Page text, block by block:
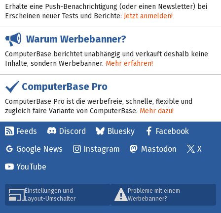
Erhalte eine Push-Benachrichtigung (oder einen Newsletter) bei
Erscheinen neuer Tests und Berichte: Jetzt anmelden!
Warum Werbebanner?
ComputerBase berichtet unabhängig und verkauft deshalb keine
Inhalte, sondern Werbebanner. Mehr erfahren!
ComputerBase Pro
ComputerBase Pro ist die werbefreie, schnelle, flexible und
zugleich faire Variante von ComputerBase. Mehr dazu!
Feeds Discord Bluesky
Facebook
Google News
Instagram Mastodon
X
YouTube
Einstellungen und
Layout-Umschalter
Probleme mit einem
Werbebanner?